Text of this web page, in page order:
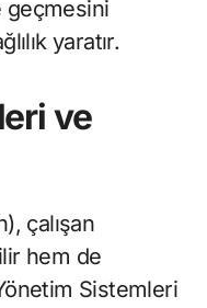
geçmesini
yaratır.
ve
çalışan
hem de
Sistemleri